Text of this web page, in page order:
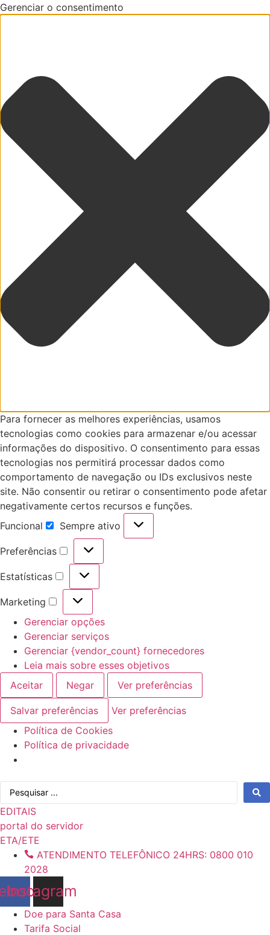
Gerenciar o consentimento
Para fornecer as melhores experiências, usamos
tecnologias como cookies para armazenar e/ou acessar
informações do dispositivo. O consentimento para essas
tecnologias nos permitirá processar dados como
comportamento de navegação ou IDs exclusivos neste
site. Não consentir ou retirar o consentimento pode afetar
negativamente certos recursos e funções.
Funcional
Funcional
Sempre ativo
Preferências
Preferências
Estatísticas
Estatísticas
Marketing
Marketing
Gerenciar opções
Gerenciar serviços
Gerenciar {vendor_count} fornecedores
Leia mais sobre esses objetivos
Aceitar
Negar Ver preferências
Salvar preferências
Ver preferências
Política de Cookies
Política de privacidade
para
o
conteúdo
Pesquisar
EDITAIS
portal do servidor
ETA/ETE
ATENDIMENTO TELEFÔNICO 24HRS: 0800 010
2028
Instagram
Doe para Santa Casa
Tarifa Social